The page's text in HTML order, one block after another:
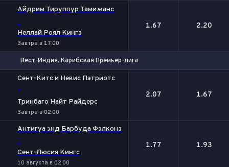
Айдрим Тируппур Тамижанс
-
Неллай Роял Кингз
Завтра в 17:00
1.67 2.20
Вест-Индия. Карибская Премьер-лига
Сент-Китс и Невис Пэтриотс
-
Тринбаго Найт Райдерс
Завтра в 02:00
2.07 1.67
Антигуа энд Барбуда Фэлконз
-
Сент-Люсия Кингс
10 августа в 02:00
1.77 1.93